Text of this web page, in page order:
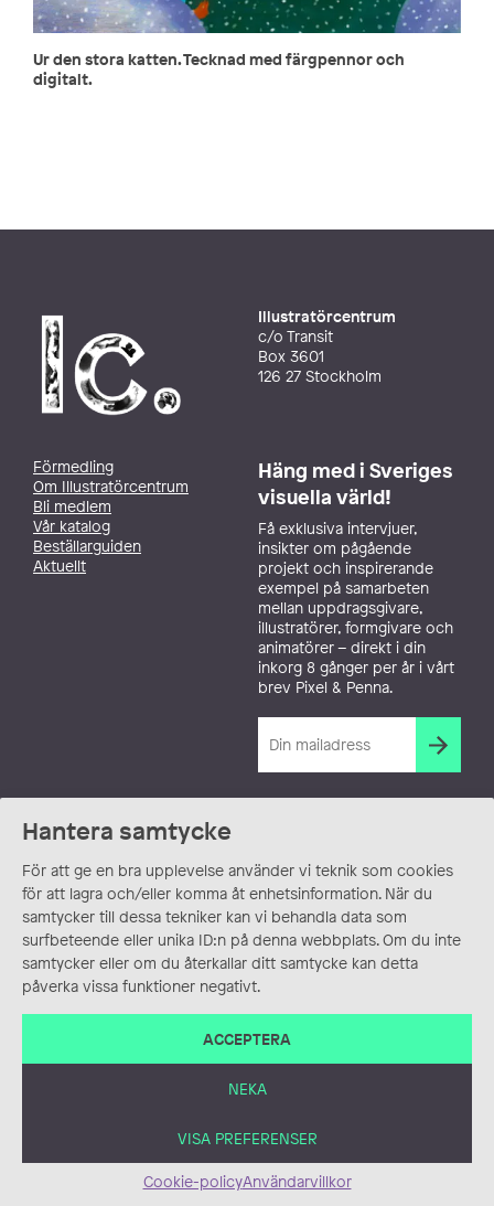
Hantera samtycke
För att ge en bra upplevelse använder vi teknik som cookies
för att lagra och/eller komma åt enhetsinformation. När du
samtycker till dessa tekniker kan vi behandla data som
surfbeteende eller unika ID:n på denna webbplats. Om du inte
samtycker eller om du återkallar ditt samtycke kan detta
påverka vissa funktioner negativt.
ACCEPTERA
NEKA
VISA PREFERENSER
Cookie-policyAnvändarvillkor
Ur den stora katten. Tecknad med färgpennor och
digitalt.
Illustratörcentrum
c/o Transit
Box 3601
126 27 Stockholm
Förmedling
Om Illustratörcentrum
Bli medlem
Vår katalog
Beställarguiden
Aktuellt
Häng med i Sveriges
visuella värld!
Få exklusiva intervjuer,
insikter om pågående
projekt och inspirerande
exempel på samarbeten
mellan uppdragsgivare,
illustratörer, formgivare och
animatörer – direkt i din
inkorg 8 gånger per år i vårt
brev Pixel & Penna.
ANVÄNDARVILLKOR